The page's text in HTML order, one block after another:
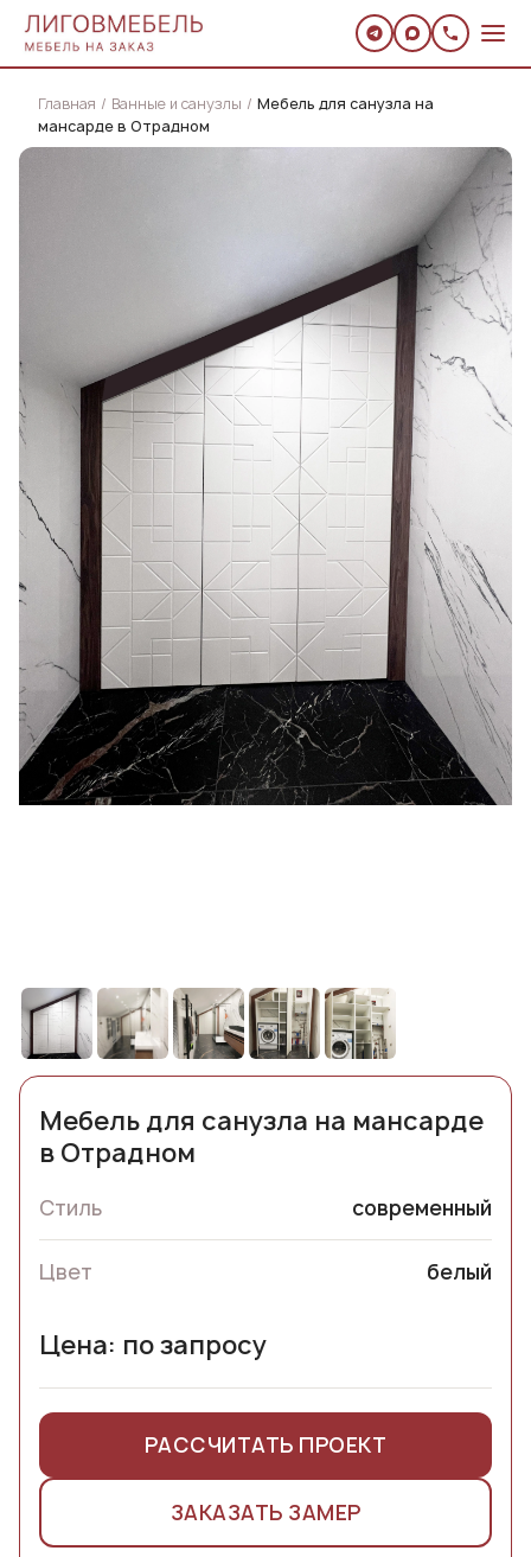
Главная Ванные и санузлы
Мебель для санузла на
мансарде в Отрадном
Мебель для санузла на мансарде
в Отрадном
Стиль современный
Цвет белый
Цена: по запросу
РАССЧИТАТЬ ПРОЕКТ
ЗАКАЗАТЬ ЗАМЕР